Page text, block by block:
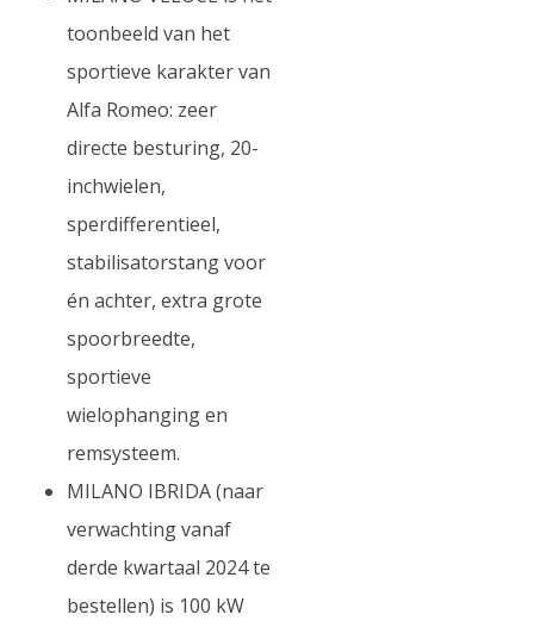
toonbeeld van het
sportieve karakter van
Alfa Romeo: zeer
directe besturing, 20-
inchwielen,
sperdifferentieel,
stabilisatorstang voor
én achter, extra grote
spoorbreedte,
sportieve
wielophanging en
remsysteem.
MILANO IBRIDA (naar
verwachting vanaf
derde kwartaal 2024 te
bestellen) is 100 kW